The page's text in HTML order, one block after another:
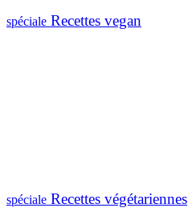
spéciale Recettes vegan
spéciale Recettes végétariennes